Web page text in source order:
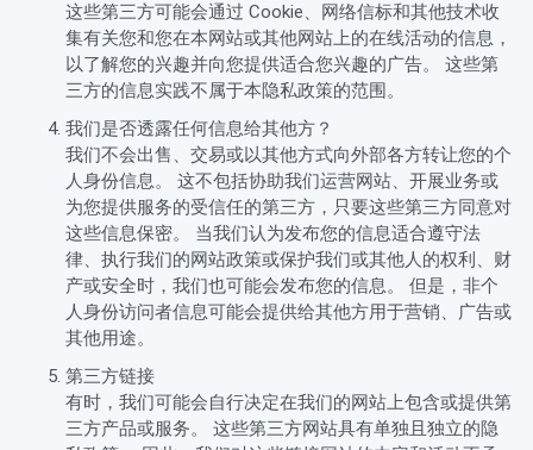
这些第三方可能会通过 Cookie、网络信标和其他技术收
集有关您和您在本网站或其他网站上的在线活动的信息，
以了解您的兴趣并向您提供适合您兴趣的广告。 这些第
三方的信息实践不属于本隐私政策的范围。
我们是否透露任何信息给其他方？
我们不会出售、交易或以其他方式向外部各方转让您的个
人身份信息。 这不包括协助我们运营网站、开展业务或
为您提供服务的受信任的第三方，只要这些第三方同意对
这些信息保密。 当我们认为发布您的信息适合遵守法
律、执行我们的网站政策或保护我们或其他人的权利、财
产或安全时，我们也可能会发布您的信息。 但是，非个
人身份访问者信息可能会提供给其他方用于营销、广告或
其他用途。
第三方链接
有时，我们可能会自行决定在我们的网站上包含或提供第
三方产品或服务。 这些第三方网站具有单独且独立的隐